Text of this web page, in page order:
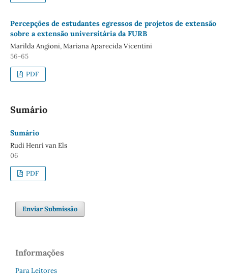
Percepções de estudantes egressos de projetos de extensão
sobre a extensão universitária da FURB
Marilda Angioni, Mariana Aparecida Vicentini
56-65
PDF
Sumário
Sumário
Rudi Henri van Els
06
PDF
Enviar Submissão
Informações
Para Leitores